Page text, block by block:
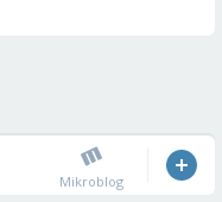
Mikroblog